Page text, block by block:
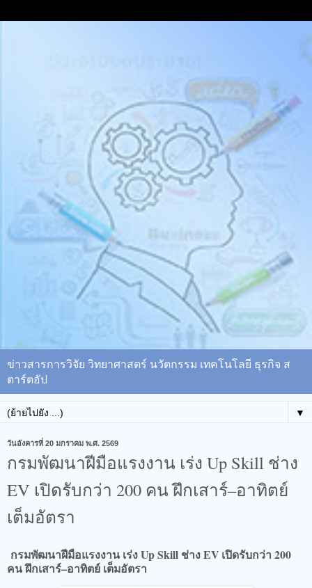
ข่าวสารการวิจัย วิทยาศาสตร์ นวัตกรรม เทคโนโลยี ธุรกิจ ส
ตาร์ตอัป
▼
วันอังคารที่ 20 มกราคม พ.ศ. 2569
กรมพัฒนาฝีมือแรงงาน เร่ง Up Skill ช่าง
EV เปิดรับกว่า 200 คน ฝึกเสาร์–อาทิตย์
เต็มอัตรา
กรมพัฒนาฝีมือแรงงาน เร่ง Up Skill ช่าง EV เปิดรับกว่า 200
คน ฝึกเสาร์–อาทิตย์ เต็มอัตรา